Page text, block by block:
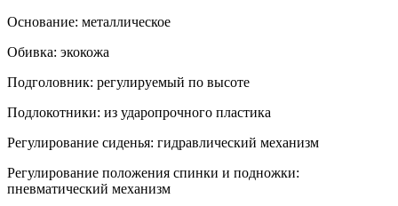
Основание: металлическое
Обивка: экокожа
Подголовник: регулируемый по высоте
Подлокотники: из ударопрочного пластика
Регулирование сиденья: гидравлический механизм
Регулирование положения спинки и подножки:
пневматический механизм